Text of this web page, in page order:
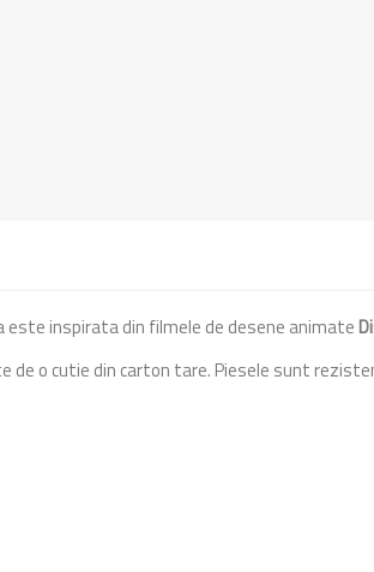
este inspirata din filmele de desene animate
de o cutie din carton tare. Piesele sunt